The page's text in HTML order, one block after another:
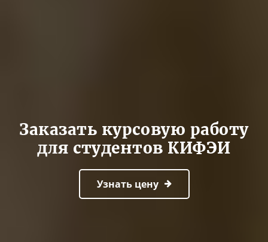
Заказать курсовую работу
для студентов КИФЭИ
Узнать цену